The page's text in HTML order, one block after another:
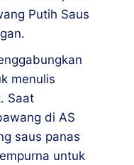
Putih Saus
menulis
Saat
di AS
saus panas
untuk